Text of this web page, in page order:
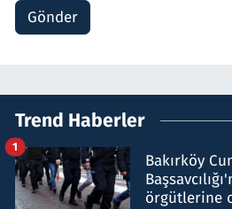
Gönder
Trend Haberler
Bakırköy
örgütlerine
1